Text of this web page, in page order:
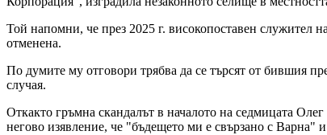
Той напомни, че през 2025 г. високопоставен служител
отменена.
По думите му отговори трябва да се търсят от бившия
случая.
Откакто гръмна скандалът в началото на седмицата
негово изявление, че "бъдещето ми е свързано с Варна"